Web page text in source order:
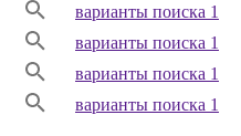
варианты поиска 1
варианты поиска 1
варианты поиска 1
варианты поиска 1